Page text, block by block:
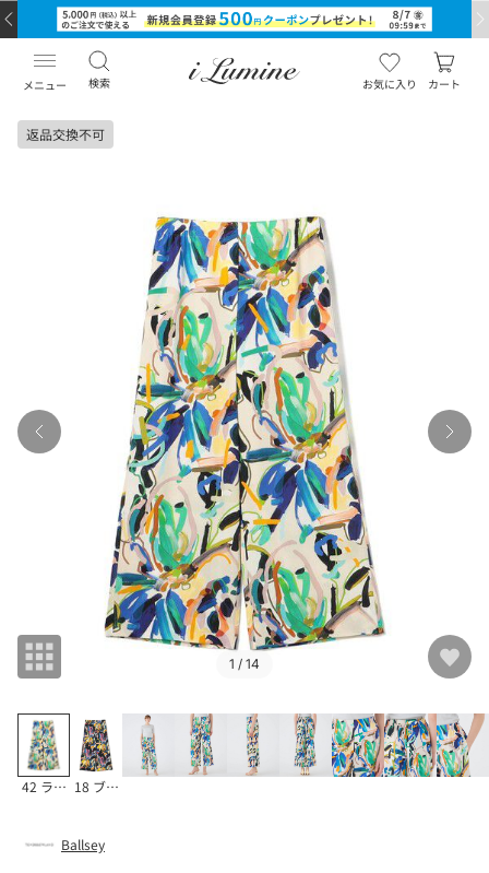
メニュー 検索 お気に入り カート
返品交換不可
1 / 14
42 ライトベージュ系
18 ブラック系
Ballsey